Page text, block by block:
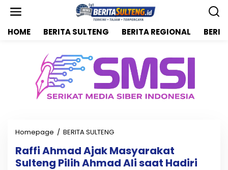
HOME BERITA SULTENG BERITA REGIONAL
Homepage / BERITA SULTENG
f
f
Raffi Ahmad Ajak Masyarakat
Sulteng Pilih Ahmad Ali saat Hadiri